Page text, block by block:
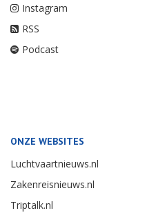
Instagram
RSS
Podcast
ONZE WEBSITES
Luchtvaartnieuws.nl
Zakenreisnieuws.nl
Triptalk.nl